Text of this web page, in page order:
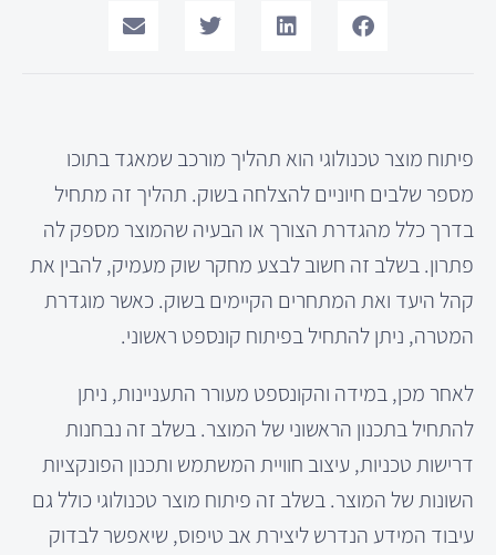
פיתוח מוצר טכנולוגי הוא תהליך מורכב שמאגד בתוכו
מספר שלבים חיוניים להצלחה בשוק. תהליך זה מתחיל
בדרך כלל מהגדרת הצורך או הבעיה שהמוצר מספק לה
פתרון. בשלב זה חשוב לבצע מחקר שוק מעמיק, להבין את
קהל היעד ואת המתחרים הקיימים בשוק. כאשר מוגדרת
המטרה, ניתן להתחיל בפיתוח קונספט ראשוני.
לאחר מכן, במידה והקונספט מעורר התעניינות, ניתן
להתחיל בתכנון הראשוני של המוצר. בשלב זה נבחנות
דרישות טכניות, עיצוב חוויית המשתמש ותכנון הפונקציות
השונות של המוצר. בשלב זה פיתוח מוצר טכנולוגי כולל גם
עיבוד המידע הנדרש ליצירת אב טיפוס, שיאפשר לבדוק